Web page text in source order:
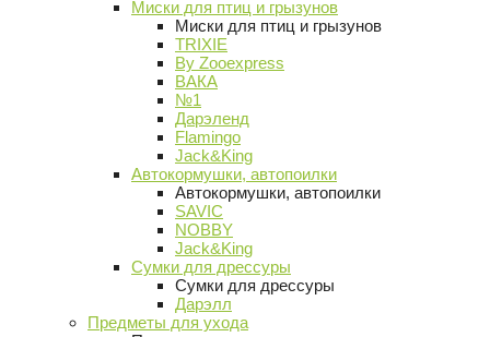
Миски для птиц и грызунов
Миски для птиц и грызунов
TRIXIE
By Zooexpress
ВАКА
№1
Дарэленд
Flamingo
Jack&King
Автокормушки, автопоилки
Автокормушки, автопоилки
SAVIC
NOBBY
Jack&King
Сумки для дрессуры
Сумки для дрессуры
Дарэлл
Предметы для ухода